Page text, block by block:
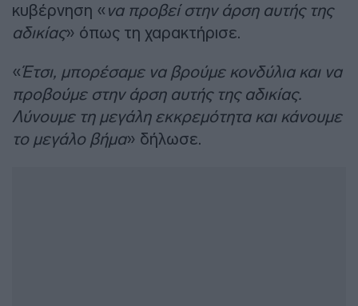
κυβέρνηση « να προβεί στην άρση αυτής της
αδικίας» όπως τη χαρακτήρισε.
«Έτσι, μπορέσαμε να βρούμε κονδύλια και να
προβούμε στην άρση αυτής της αδικίας.
Λύνουμε τη μεγάλη εκκρεμότητα και κάνουμε
το μεγάλο βήμα» δήλωσε.